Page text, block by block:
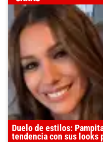
Duelo de estilos:
tendencia con sus looks